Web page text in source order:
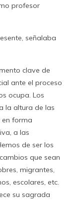
profesor
señalaba
clave de
ante el proceso
ocupa. Los
la altura de las
en forma
a las
de ser los
que sean
migrantes,
escolares, etc.
su sagrada